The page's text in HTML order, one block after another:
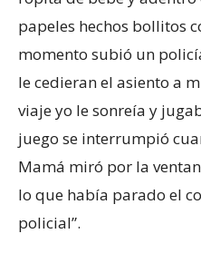
papeles hechos bollitos
momento subió un
le cedieran el asiento a
viaje yo le sonreía y
juego se interrumpió
Mamá miró por la
lo que había parado el
policial”.